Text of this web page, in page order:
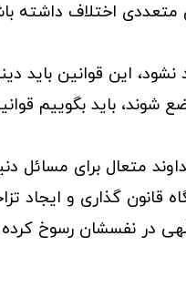
اختلاف داشته
این قوانین باید
شوند، باید بگوییم
متعال برای مسائل
گذاری و ایجاد
در نفسشان رسوخ